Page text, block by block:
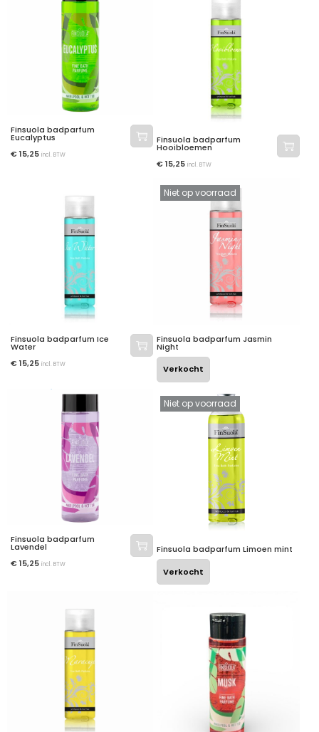
Finsuola badparfum
Eucalyptus
€15,25 incl. BTW
Finsuola badparfum
Hooibloemen
€15,25 incl. BTW
Finsuola badparfum Ice
Water
€15,25 incl. BTW
Niet op voorraad
Finsuola badparfum Jasmin
Night
Verkocht
Finsuola badparfum
Lavendel
€15,25 incl. BTW
Niet op voorraad
Finsuola badparfum Limoen mint
Verkocht